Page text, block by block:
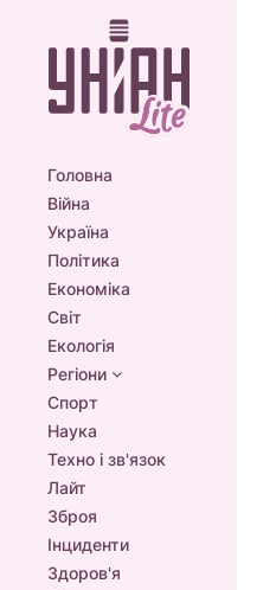
Головна
Війна
Україна
Політика
Економіка
Світ
Екологія
Регіони
Спорт
Наука
Техно і зв'язок
Лайт
Зброя
Інциденти
Здоров'я